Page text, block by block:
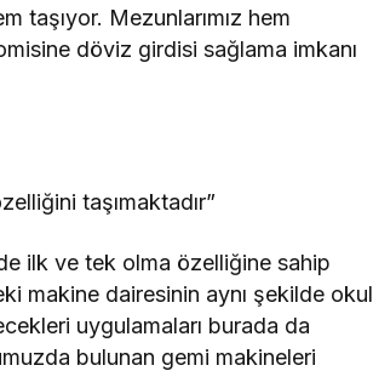
taşıyor. Mezunlarımız hem
döviz girdisi sağlama imkanı
taşımaktadır”
ilk ve tek olma özelliğine sahip
makine dairesinin aynı şekilde okul
uygulamaları burada da
bulunan gemi makineleri